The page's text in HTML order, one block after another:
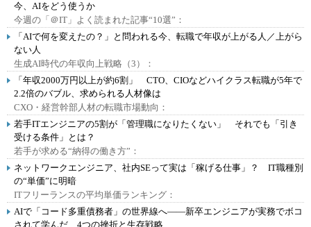
今、AIをどう使うか
今週の「＠IT」よく読まれた記事“10選”：
「AIで何を変えたの？」と問われる今、転職で年収が上がる人／上がら
ない人
生成AI時代の年収向上戦略（3）：
「年収2000万円以上が約6割」 CTO、CIOなどハイクラス転職が5年で
2.2倍のバブル、求められる人材像は
CXO・経営幹部人材の転職市場動向：
若手ITエンジニアの5割が「管理職になりたくない」 それでも「引き
受ける条件」とは？
若手が求める“納得の働き方”：
ネットワークエンジニア、社内SEって実は「稼げる仕事」？ IT職種別
の“単価”に明暗
ITフリーランスの平均単価ランキング：
AIで「コード多重債務者」の世界線へ――新卒エンジニアが実務でボコ
されて学んだ、4つの挫折と生存戦略